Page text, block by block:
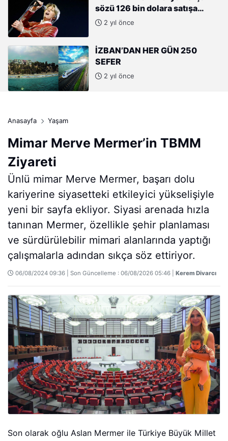
sözü 126 bin dolara satışa
çıkıyor
2 yıl önce
İZBAN’DAN HER GÜN 250
SEFER
2 yıl önce
Anasayfa Yaşam
Mimar Merve Mermer’in TBMM
Ziyareti
Ünlü mimar Merve Mermer, başarı dolu
kariyerine siyasetteki etkileyici yükselişiyle
yeni bir sayfa ekliyor. Siyasi arenada hızla
tanınan Mermer, özellikle şehir planlaması
ve sürdürülebilir mimari alanlarında yaptığı
çalışmalarla adından sıkça söz ettiriyor.
06/08/2024 09:36 | Son Güncelleme : 06/08/2026 05:46 | Kerem Divarcı
Son olarak oğlu Aslan Mermer ile Türkiye Büyük Millet